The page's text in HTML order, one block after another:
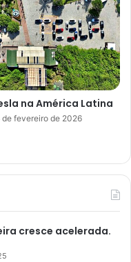
na América Latina
de fevereiro de 2026
cresce acelerada.